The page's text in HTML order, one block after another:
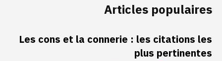
Articles populaires
Les cons et la connerie : les citations les
plus pertinentes